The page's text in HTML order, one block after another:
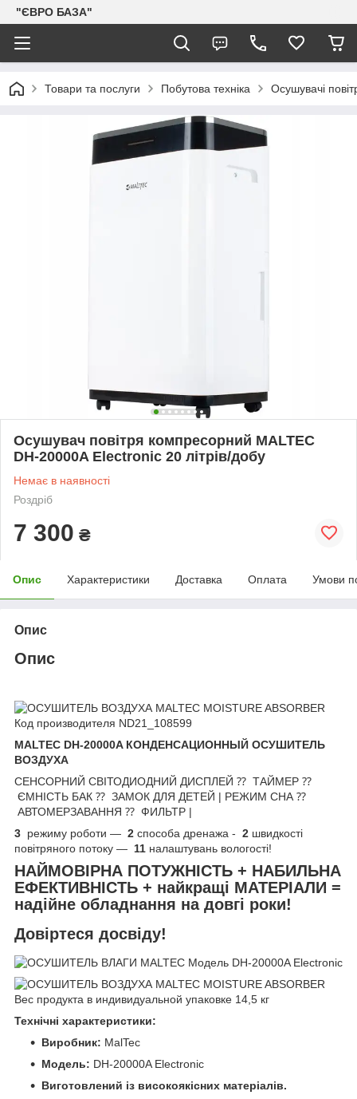
"ЄВРО БАЗА"
Товари та послуги Побутова техніка Осушувачі
Осушувач повітря компресорний MALTEC
DH-20000A Electronic 20 літрів/добу
Немає в наявності
Роздріб
7 300 ₴
Опис Характеристики Доставка Оплата Умови
Опис
Опис
MALTEC DH-20000A КОНДЕНСАЦИОННЫЙ ОСУШИТЕЛЬ
ВОЗДУХА
СЕНСОРНИЙ СВІТОДИОДНИЙ ДИСПЛЕЙ ⁇ ТАЙМЕР ⁇
ЄМНІСТЬ БАК ⁇ ЗАМОК ДЛЯ ДЕТЕЙ | РЕЖИМ СНА ⁇
АВТОМЕРЗАВАННЯ ⁇ ФИЛЬТР |
3 режиму роботи — 2 способа дренажа - 2 швидкості
повітряного потоку — 11 налаштувань вологості!
НАЙМОВІРНА ПОТУЖНІСТЬ + НАБИЛЬНА
ЕФЕКТИВНІСТЬ + найкращі МАТЕРІАЛИ =
надійне обладнання на довгі роки!
Довіртеся досвіду!
Технічні характеристики:
Виробник: MalTec
Модель: DH-20000A Electronic
Виготовлений із високоякісних матеріалів.